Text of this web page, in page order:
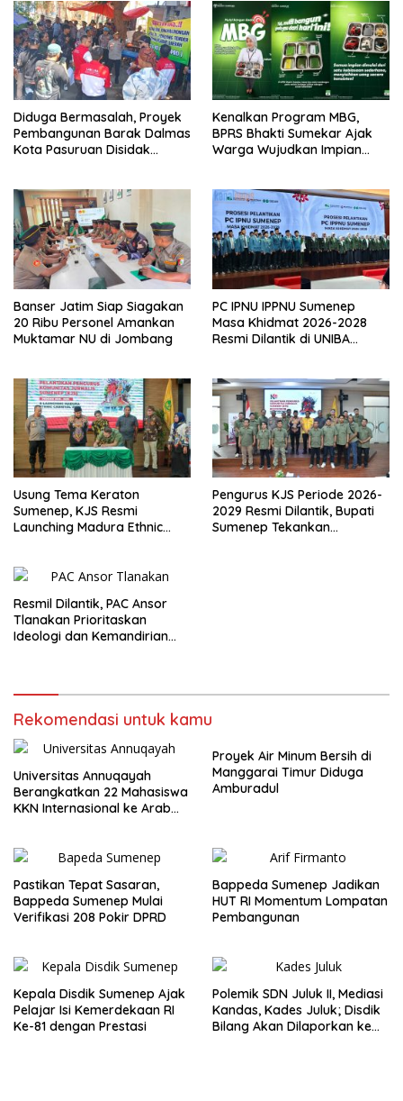
Diduga Bermasalah, Proyek
Pembangunan Barak Dalmas
Kota Pasuruan Disidak
Kenalkan Program MBG,
BPRS Bhakti Sumekar Ajak
Warga Wujudkan Impian
Banser Jatim Siap Siagakan
20 Ribu Personel Amankan
Muktamar NU di Jombang
PC IPNU IPPNU Sumenep
Masa Khidmat 2026-2028
Resmi Dilantik di UNIBA
Usung Tema Keraton
Sumenep, KJS Resmi
Launching Madura Ethnic
Pengurus KJS Periode 2026-
2029 Resmi Dilantik, Bupati
Sumenep Tekankan
Resmil Dilantik, PAC Ansor
Tlanakan Prioritaskan
Ideologi dan Kemandirian
Rekomendasi untuk kamu
Universitas Annuqayah
Berangkatkan 22 Mahasiswa
KKN Internasional ke Arab
Proyek Air Minum Bersih di
Manggarai Timur Diduga
Amburadul
Pastikan Tepat Sasaran,
Bappeda Sumenep Mulai
Verifikasi 208 Pokir DPRD
Bappeda Sumenep Jadikan
HUT RI Momentum Lompatan
Pembangunan
Kepala Disdik Sumenep Ajak
Pelajar Isi Kemerdekaan RI
Ke-81 dengan Prestasi
Polemik SDN Juluk II, Mediasi
Kandas, Kades Juluk; Disdik
Bilang Akan Dilaporkan ke